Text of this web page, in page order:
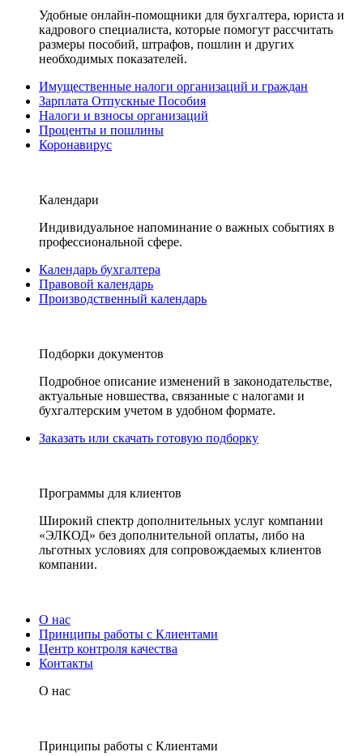
Удобные онлайн-помощники для бухгалтера, юриста и
кадрового специалиста, которые помогут рассчитать
размеры пособий, штрафов, пошлин и других
необходимых показателей.
Имущественные налоги организаций и граждан
Зарплата Отпускные Пособия
Налоги и взносы организаций
Проценты и пошлины
Коронавирус
Календари
Индивидуальное напоминание о важных событиях в
профессиональной сфере.
Календарь бухгалтера
Правовой календарь
Производственный календарь
Подборки документов
Подробное описание изменений в законодательстве,
актуальные новшества, связанные с налогами и
бухгалтерским учетом в удобном формате.
Заказать или скачать готовую подборку
Программы для клиентов
Широкий спектр дополнительных услуг компании
«ЭЛКОД» без дополнительной оплаты, либо на
льготных условиях для сопровождаемых клиентов
компании.
О нас
Принципы работы с Клиентами
Центр контроля качества
Контакты
О нас
Принципы работы с Клиентами